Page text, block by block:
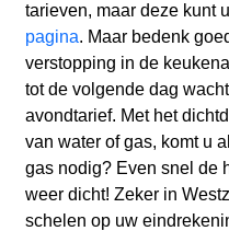
tarieven, maar deze kunt
pagina. Maar bedenk
verstopping in de
tot de volgende dag
avondtarief. Met het
van water of gas, komt u
gas nodig? Even snel de
weer dicht! Zeker in
schelen op uw